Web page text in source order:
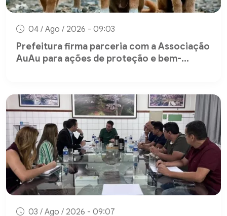
04 / Ago / 2026 - 09:03
Prefeitura firma parceria com a Associação
AuAu para ações de proteção e bem-...
03 / Ago / 2026 - 09:07